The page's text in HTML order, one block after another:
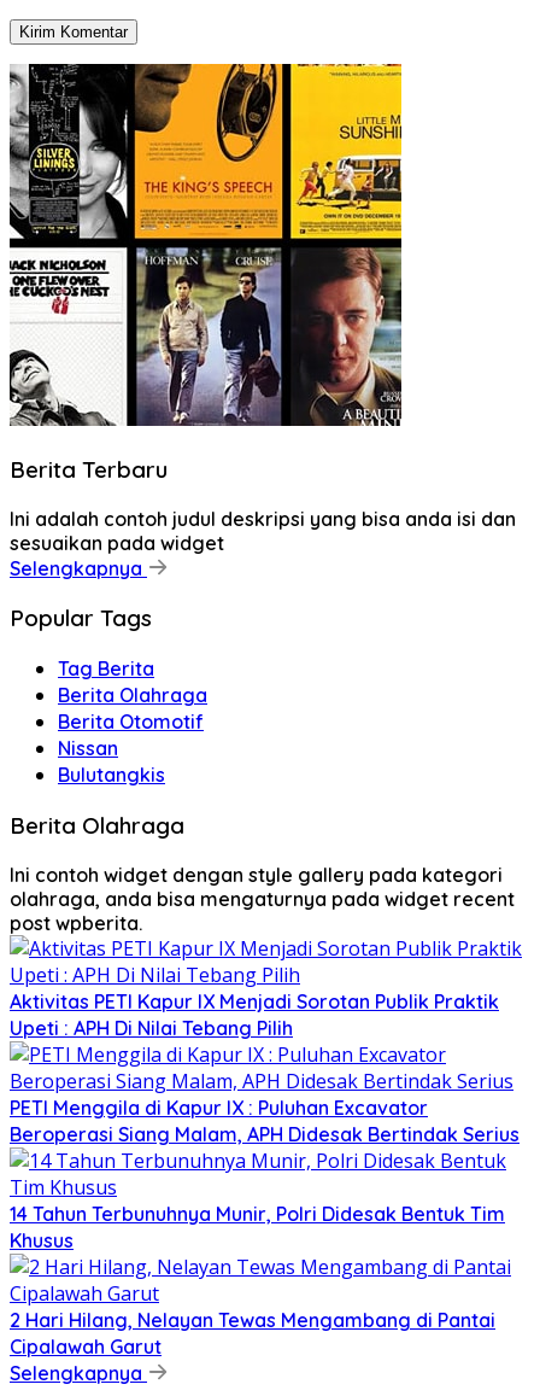
Berita Terbaru
Ini adalah contoh judul deskripsi yang bisa anda isi dan
sesuaikan pada widget
Selengkapnya
Popular Tags
Tag Berita
Berita Olahraga
Berita Otomotif
Nissan
Bulutangkis
Berita Olahraga
Ini contoh widget dengan style gallery pada kategori
olahraga, anda bisa mengaturnya pada widget recent
post wpberita.
Aktivitas PETI Kapur IX Menjadi Sorotan Publik Praktik
Upeti : APH Di Nilai Tebang Pilih
PETI Menggila di Kapur IX : Puluhan Excavator
Beroperasi Siang Malam, APH Didesak Bertindak Serius
14 Tahun Terbunuhnya Munir, Polri Didesak Bentuk Tim
Khusus
2 Hari Hilang, Nelayan Tewas Mengambang di Pantai
Cipalawah Garut
Selengkapnya